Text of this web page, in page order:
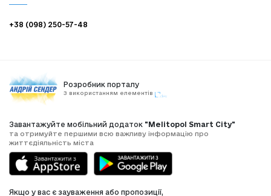
+38 (098) 250-57-48
Розробник порталу
З використанням елементів
Завантажуйте мобільний додаток "Melitopol Smart City"
та отримуйте першими всю важливу інформацію про
життєдіяльність міста
Якщо у вас є зауваження або пропозиції,